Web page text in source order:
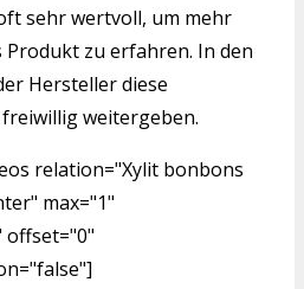
sehr wertvoll, um mehr
zu erfahren. In den
Hersteller diese
weitergeben.
relation="Xylit bonbons
max="1"
offset="0"